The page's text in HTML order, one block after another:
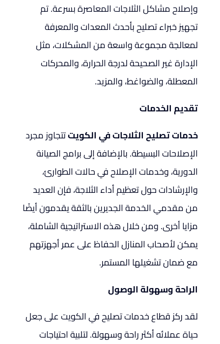
وإصلاح مشاكل الثلاجات المعاصرة بسرعة. تم
تجهيز خبراء تصليح بأحدث المعدات والمعرفة
لمعالجة مجموعة واسعة من المشكلات، مثل
الإدارة غير الصحيحة لدرجة الحرارة، والمحركات
المعطلة، والضواغط، والمزيد.
تقديم الخدمات
خدمات تصليح الثلاجات في الكويتتتجاوز مجرد
الإصلاحات البسيطة. بالإضافة إلى برامج الصيانة
الدورية، وخدمات الإصلاح في حالات الطوارئ،
والإرشادات حول تعظيم أداء الثلاجة، فإن العديد
من مقدمي الخدمة الجديرين بالثقة يقدمون أيضًا
مزايا أخرى. ومن خلال هذه الاستراتيجية الشاملة،
يمكن لأصحاب المنازل الحفاظ على عمر أجهزتهم
مع ضمان تشغيلها المستمر.
الراحة وسهولة الوصول
لقد ركز قطاع خدمات تصليح في الكويت على جعل
حياة عملائه أكثر راحة وسهولة. لتلبية احتياجات